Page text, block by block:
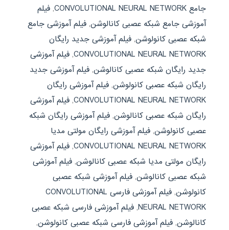
جامع CONVOLUTIONAL NEURAL NETWORK
, فیلم
آموزشی جامع شبکه عصبی کانالوشن, فیلم آموزشی جامع
شبکه عصبی کانولوشن, فیلم آموزشی جدید رایگان
CONVOLUTIONAL NEURAL NETWORK
, فیلم آموزشی
جدید رایگان شبکه عصبی کانالوشن, فیلم آموزشی جدید
رایگان شبکه عصبی کانولوشن, فیلم آموزشی رایگان
CONVOLUTIONAL NEURAL NETWORK
, فیلم آموزشی
رایگان شبکه عصبی کانالوشن, فیلم آموزشی رایگان شبکه
عصبی کانولوشن, فیلم آموزشی رایگان مولتی مدیا
CONVOLUTIONAL NEURAL NETWORK
, فیلم آموزشی
رایگان مولتی مدیا شبکه عصبی کانالوشن, فیلم آموزشی
شبکه عصبی کانالوشن, فیلم آموزشی شبکه عصبی
کانولوشن,
فیلم آموزشی فارسی CONVOLUTIONAL
NEURAL NETWORK
, فیلم آموزشی فارسی شبکه عصبی
کانالوشن, فیلم آموزشی فارسی شبکه عصبی کانولوشن,